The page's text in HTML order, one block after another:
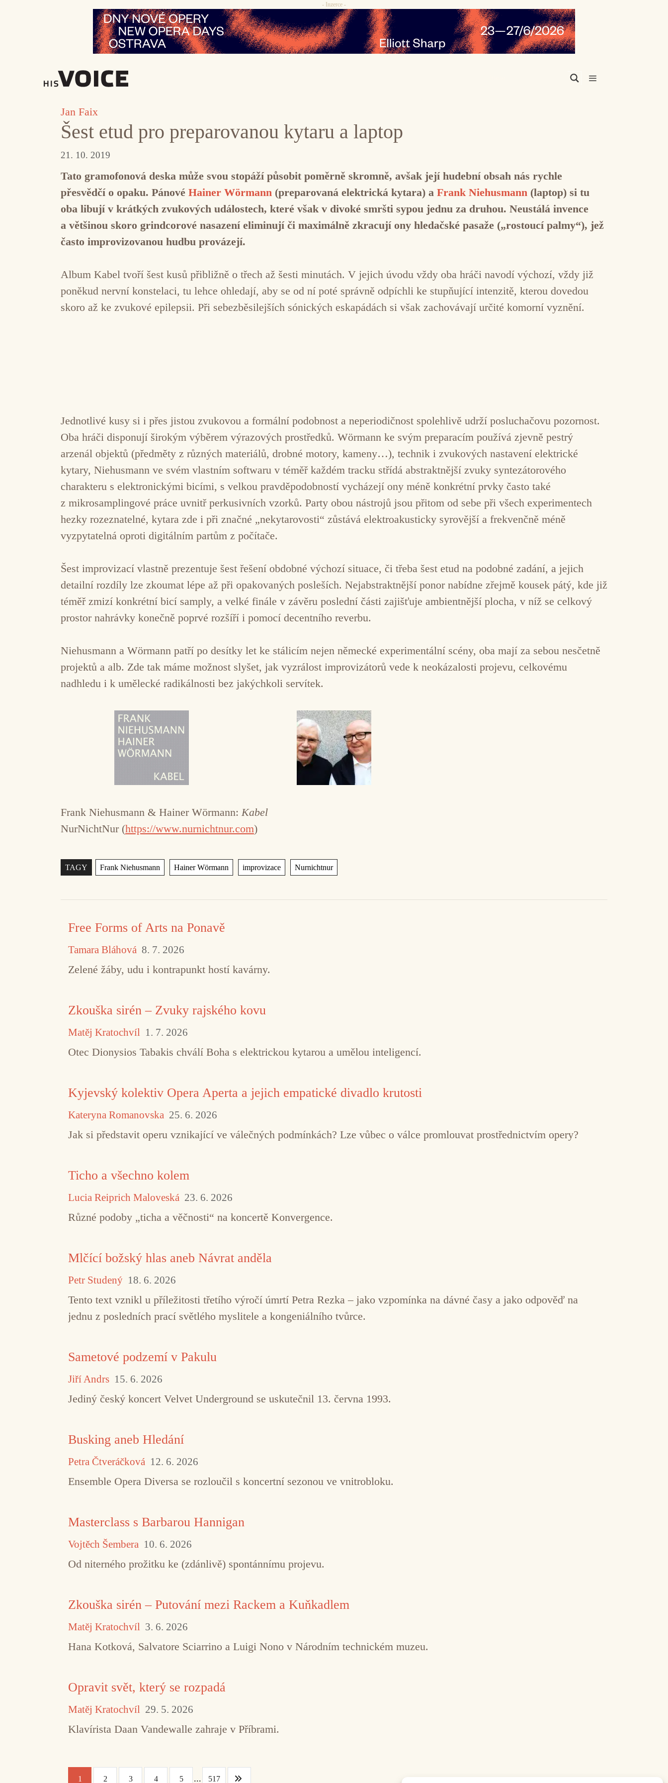
- Inzerce -
Jan Faix
Šest etud pro preparovanou kytaru a laptop
21. 10. 2019
Tato gramofonová deska může svou stopáží působit poměrně skromně, avšak její hudební obsah nás rychle
přesvědčí o opaku. Pánové Hainer Wörmann (preparovaná elektrická kytara) a Frank Niehusmann (laptop) si tu
oba libují v krátkých zvukových událostech, které však v divoké smršti sypou jednu za druhou. Neustálá invence
a většinou skoro grindcorové nasazení eliminují či maximálně zkracují ony hledačské pasaže („rostoucí palmy“), jež
často improvizovanou hudbu provázejí.
Album Kabel tvoří šest kusů přibližně o třech až šesti minutách. V jejich úvodu vždy oba hráči navodí výchozí, vždy již
poněkud nervní konstelaci, tu lehce ohledají, aby se od ní poté správně odpíchli ke stupňující intenzitě, kterou dovedou
skoro až ke zvukové epilepsii. Při sebezběsilejších sónických eskapádách si však zachovávají určité komorní vyznění.
Jednotlivé kusy si i přes jistou zvukovou a formální podobnost a neperiodičnost spolehlivě udrží posluchačovu pozornost.
Oba hráči disponují širokým výběrem výrazových prostředků. Wörmann ke svým preparacím používá zjevně pestrý
arzenál objektů (předměty z různých materiálů, drobné motory, kameny…), technik i zvukových nastavení elektrické
kytary, Niehusmann ve svém vlastním softwaru v téměř každém tracku střídá abstraktnější zvuky syntezátorového
charakteru s elektronickými bicími, s velkou pravděpodobností vycházejí ony méně konkrétní prvky často také
z mikrosamplingové práce uvnitř perkusivních vzorků. Party obou nástrojů jsou přitom od sebe při všech experimentech
hezky rozeznatelné, kytara zde i při značné „nekytarovosti“ zůstává elektroakusticky syrovější a frekvenčně méně
vyzpytatelná oproti digitálním partům z počítače.
Šest improvizací vlastně prezentuje šest řešení obdobné výchozí situace, či třeba šest etud na podobné zadání, a jejich
detailní rozdíly lze zkoumat lépe až při opakovaných posleších. Nejabstraktnější ponor nabídne zřejmě kousek pátý, kde již
téměř zmizí konkrétní bicí samply, a velké finále v závěru poslední části zajišťuje ambientnější plocha, v níž se celkový
prostor nahrávky konečně poprvé rozšíří i pomocí decentního reverbu.
Niehusmann a Wörmann patří po desítky let ke stálicím nejen německé experimentální scény, oba mají za sebou nesčetně
projektů a alb. Zde tak máme možnost slyšet, jak vyzrálost improvizátorů vede k neokázalosti projevu, celkovému
nadhledu i k umělecké radikálnosti bez jakýchkoli servítek.
Frank Niehusmann & Hainer Wörmann: Kabel
NurNichtNur (https://www.nurnichtnur.com)
TAGY
Štítky
Frank Niehusmann Hainer Wörmann improvizace Nurnichtnur
Free Forms of Arts na Ponavě
Tamara Bláhová 8. 7. 2026
Zelené žáby, udu i kontrapunkt hostí kavárny.
Zkouška sirén – Zvuky rajského kovu
Matěj Kratochvíl 1. 7. 2026
Otec Dionysios Tabakis chválí Boha s elektrickou kytarou a umělou inteligencí.
Kyjevský kolektiv Opera Aperta a jejich empatické divadlo krutosti
Kateryna Romanovska 25. 6. 2026
Jak si představit operu vznikající ve válečných podmínkách? Lze vůbec o válce promlouvat prostřednictvím opery?
Ticho a všechno kolem
Lucia Reiprich Maloveská 23. 6. 2026
Různé podoby „ticha a věčnosti“ na koncertě Konvergence.
Mlčící božský hlas aneb Návrat anděla
Petr Studený 18. 6. 2026
Tento text vznikl u příležitosti třetího výročí úmrtí Petra Rezka – jako vzpomínka na dávné časy a jako odpověď na
jednu z posledních prací světlého myslitele a kongeniálního tvůrce.
Sametové podzemí v Pakulu
Jiří Andrs 15. 6. 2026
Jediný český koncert Velvet Underground se uskutečnil 13. června 1993.
Busking aneb Hledání
Petra Čtveráčková 12. 6. 2026
Ensemble Opera Diversa se rozloučil s koncertní sezonou ve vnitrobloku.
Masterclass s Barbarou Hannigan
Vojtěch Šembera 10. 6. 2026
Od niterného prožitku ke (zdánlivě) spontánnímu projevu.
Zkouška sirén – Putování mezi Rackem a Kuňkadlem
Matěj Kratochvíl 3. 6. 2026
Hana Kotková, Salvatore Sciarrino a Luigi Nono v Národním technickém muzeu.
Opravit svět, který se rozpadá
Matěj Kratochvíl 29. 5. 2026
Klavírista Daan Vandewalle zahraje v Příbrami.
1 2 3 4 5 ... 517